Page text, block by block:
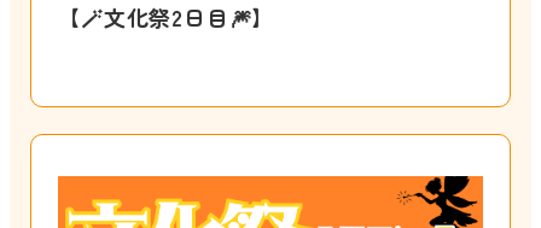
【🪄︎︎文化祭2日目🎆】